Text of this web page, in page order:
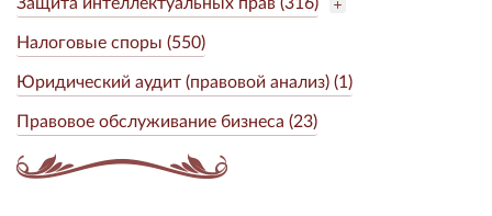
Налоговые споры (550)
Юридический аудит (правовой анализ) (1)
Правовое обслуживание бизнеса (23)